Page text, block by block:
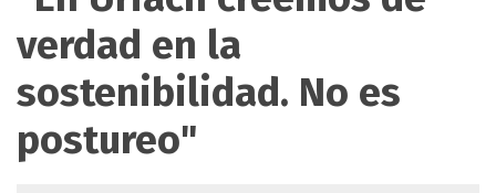
verdad en la
sostenibilidad. No es
postureo"